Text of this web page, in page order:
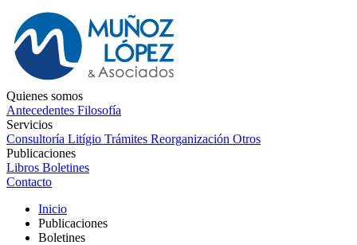
Quienes somos
Antecedentes Filosofía
Servicios
Consultoría Litígio Trámites Reorganización Otros
Publicaciones
Libros Boletines
Contacto
Inicio
Publicaciones
Boletines